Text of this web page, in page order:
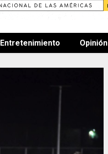
Entretenimiento Opinión